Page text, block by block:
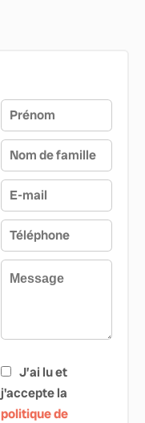
J’ai lu et
j'accepte la
politique de